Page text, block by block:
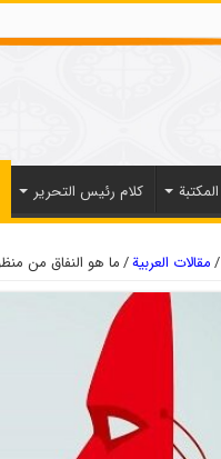
المکتبة كلام رئيس التحرير
/مقالات العربیة/ما هو النفاق من